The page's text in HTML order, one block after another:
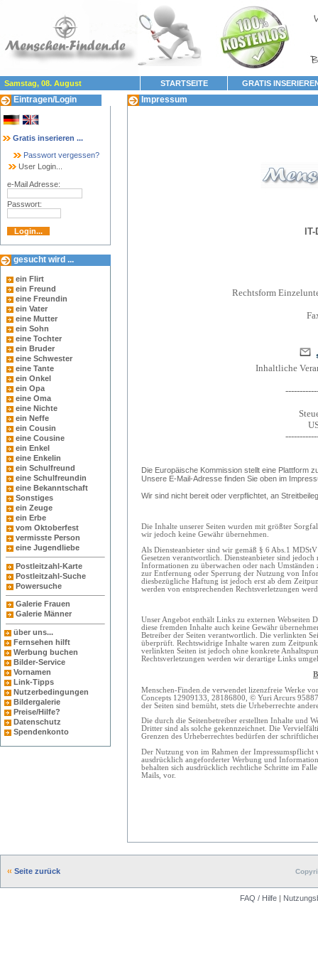
Samstag, 08. August STARTSEITE GRATIS
Eintragen/Login
Gratis inserieren ...
Passwort vergessen?
User Login...
e-Mail Adresse:
Passwort:
gesucht wird ...
ein Flirt
ein Freund
eine Freundin
ein Vater
eine Mutter
ein Sohn
eine Tochter
ein Bruder
eine Schwester
eine Tante
ein Onkel
ein Opa
eine Oma
eine Nichte
ein Neffe
ein Cousin
eine Cousine
ein Enkel
eine Enkelin
ein Schulfreund
eine Schulfreundin
eine Bekanntschaft
Sonstiges
ein Zeuge
ein Erbe
vom Oktoberfest
vermisste Person
eine Jugendliebe
Postleitzahl-Karte
Postleitzahl-Suche
Powersuche
Galerie Frauen
Galerie Männer
über uns...
Fernsehen hilft
Werbung buchen
Bilder-Service
Vornamen
Link-Tipps
Nutzerbedingungen
Bildergalerie
Preise/Hilfe?
Datenschutz
Spendenkonto
Impressum
Rechtsform
Inhaltliche
Die Europäische Kommission stellt eine Plattform
Unsere E-Mail-Adresse finden Sie oben im
Wir sind nicht bereit oder verpflichtet, an
Die Inhalte unserer Seiten wurden mit größter
wir jedoch keine Gewähr übernehmen.
Als Diensteanbieter sind wir gemäß § 6 Abs.1
Gesetzen verantwortlich. Diensteanbieter sind
Informationen zu überwachen oder nach
zur Entfernung oder Sperrung der Nutzung von
diesbezügliche Haftung ist jedoch erst ab dem
werden von entsprechenden Rechtsverletzungen
Unser Angebot enthält Links zu externen
diese fremden Inhalte auch keine Gewähr
Betreiber der Seiten verantwortlich. Die verlinkten
überprüft. Rechtswidrige Inhalte waren zum
verlinkten Seiten ist jedoch ohne konkrete
Rechtsverletzungen werden wir derartige Links
Menschen-Finden.de verwendet lizenzfreie Werke
Concepts 12909133, 28186800, © Yuri Arcurs
der Seiten sind bemüht, stets die Urheberrechte
Die durch die Seitenbetreiber erstellten Inhalte und
Dritter sind als solche gekennzeichnet. Die
Grenzen des Urheberrechtes bedürfen der
Der Nutzung von im Rahmen der
ausdrücklich angeforderter Werbung und
behalten sich ausdrücklich rechtliche Schritte im
Mails, vor.
Seite zurück
FAQ / Hilfe|